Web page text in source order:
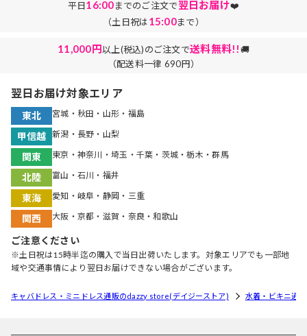
平日16:00までのご注文で翌日お届け❤️
（土日祝は15:00まで）
11,000円以上(税込)のご注文で送料無料!!🚚
（配送料一律 690円）
翌日お届け対象エリア
東北 宮城・秋田・山形・福島
甲信越 新潟・長野・山梨
関東 東京・神奈川・埼玉・千葉・茨城・栃木・群馬
北陸 富山・石川・福井
東海 愛知・岐阜・静岡・三重
関西 大阪・京都・滋賀・奈良・和歌山
ご注意ください
※土日祝は15時半迄の購入で当日出荷いたします。対象エリアでも一部地
域や交通事情により翌日お届けできない場合がございます。
キャバドレス・ミニドレス通販のdazzy store(デイジーストア) 水着・ビキニ通販